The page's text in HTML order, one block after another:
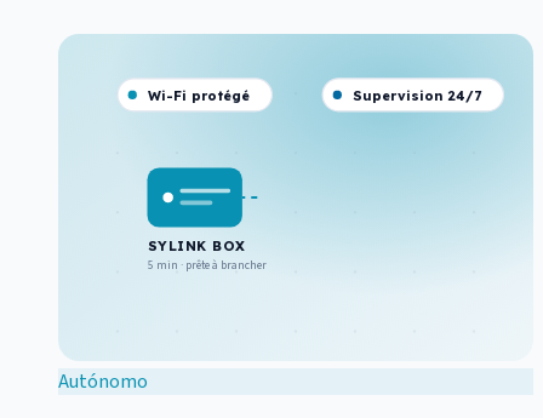
SYLINK BOX
5 min · prête à brancher
Wi-Fi protégé Supervision 24/7
Autónomo